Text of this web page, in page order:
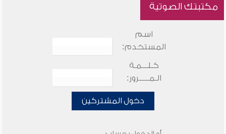
مكتبتك الصوتية
اسم
المستخدم:
كـلـــمـة
الـمـــــرور:
دخول المشتركين